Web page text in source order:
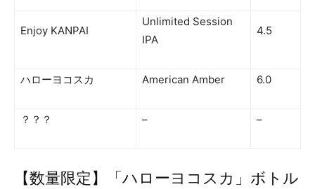
Enjoy KANPAI
Unlimited Session
IPA
4.5
ハローヨコスカ American Amber 6.0
？？？ – –
【数量限定】「ハローヨコスカ」ボトル